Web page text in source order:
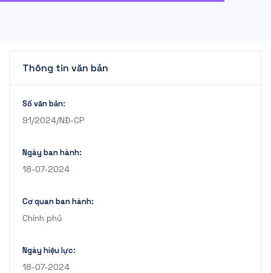
Thông tin văn bản
Số văn bản:
91/2024/NĐ-CP
Ngày ban hành:
18-07-2024
Cơ quan ban hành:
Chính phủ
Ngày hiệu lực:
18-07-2024